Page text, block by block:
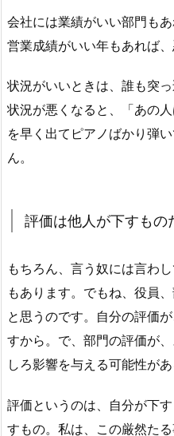
会社には業績がいい部門も
営業成績がいい年もあれば、
状況がいいときは、誰も突
状況が悪くなると、「あの
を早く出てピアノばかり弾
ん。
評価は他人が下すもの
もちろん、言う奴には言わ
もあります。でもね、役員
と思うのです。自分の評価
すから。で、部門の評価が
しろ影響を与える可能性があ
評価というのは、自分が下
すもの。私は、この厳然た